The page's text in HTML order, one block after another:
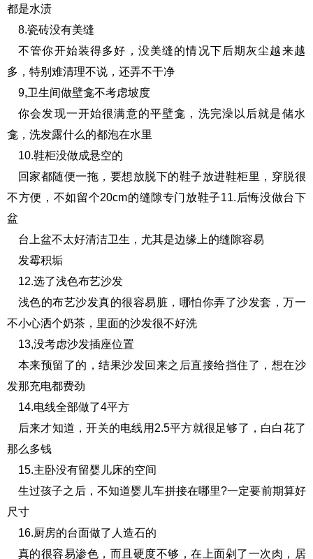
都是水渍
8.瓷砖没有美缝
不管你开始装得多好，没美缝的情况下后期灰尘越来越
多，特别难清理不说，还弄不干净
9,卫生间做壁龛不考虑坡度
你会发现一开始很满意的平壁龛，洗完澡以后就是储水
龛，洗发露什么的都泡在水里
10.鞋柜没做成悬空的
回家都随便一拖，要想放脱下的鞋子放进鞋柜里，穿脱很
不方便，不如留个20cm的缝隙专门放鞋子11.后悔没做台下
盆
台上盆不太好清洁卫生，尤其是边缘上的缝隙容易
发霉积垢
12.选了浅色布艺沙发
浅色的布艺沙发真的很容易脏，哪怕你弄了沙发套，万一
不小心洒个奶茶，里面的沙发很不好洗
13,没考虑沙发插座位置
本来预留了的，结果沙发回来之后直接给挡住了，想在沙
发那充电都费劲
14.电线全部做了4平方
后来才知道，开关的电线用2.5平方就很足够了，白白花了
那么多钱
15.主卧没有留婴儿床的空间
生过孩子之后，不知道婴儿车拼接在哪里?一定要前期算好
尺寸
16.厨房的台面做了人造石的
真的很容易渗色，而且硬度不够，在上面剁了一次肉，居